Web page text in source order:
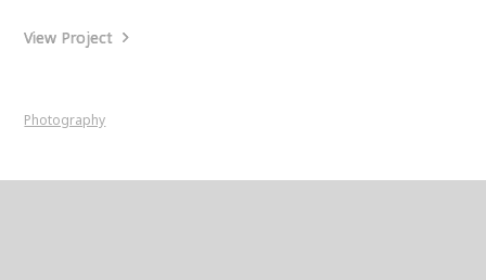
View Project
Photography